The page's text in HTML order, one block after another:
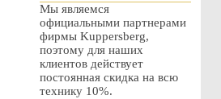
Мы являемся
официальными партнерами
фирмы Kuppersberg,
поэтому для наших
клиентов действует
постоянная скидка на всю
технику 10%.